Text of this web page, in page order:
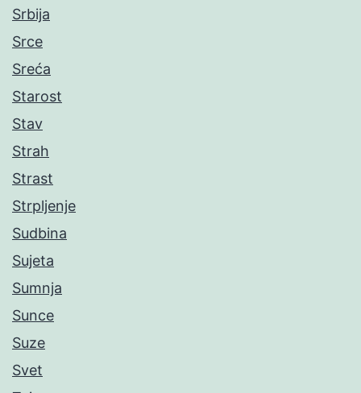
Srbija
Srce
Sreća
Starost
Stav
Strah
Strast
Strpljenje
Sudbina
Sujeta
Sumnja
Sunce
Suze
Svet